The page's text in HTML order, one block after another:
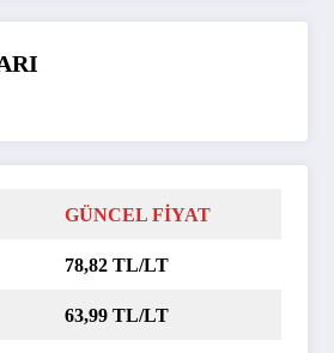
GÜNCEL FİYAT
78,82 TL/LT
63,99 TL/LT